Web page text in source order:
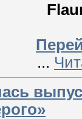
...